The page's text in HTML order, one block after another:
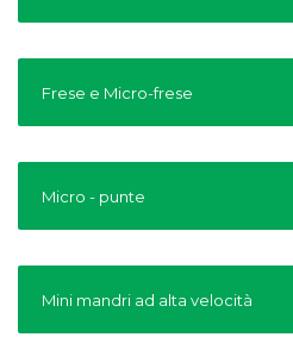
Frese e Micro-frese
Micro - punte
Mini mandri ad alta velocità